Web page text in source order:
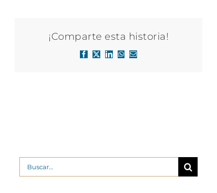
¡Comparte esta historia!
Facebook
X LinkedInWhatsApp
Correo
Buscar: